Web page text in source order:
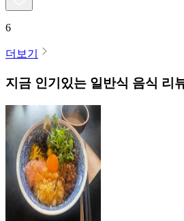
6
더보기
지금 인기있는 일반식 음식 리